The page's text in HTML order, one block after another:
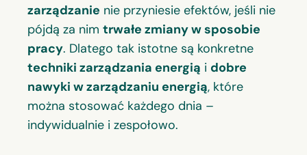
zarządzanie nie przyniesie efektów, jeśli nie
pójdą za nim trwałe zmiany w sposobie
pracy. Dlatego tak istotne są konkretne
techniki zarządzania energią i dobre
nawyki w zarządzaniu energią, które
można stosować każdego dnia –
indywidualnie i zespołowo.